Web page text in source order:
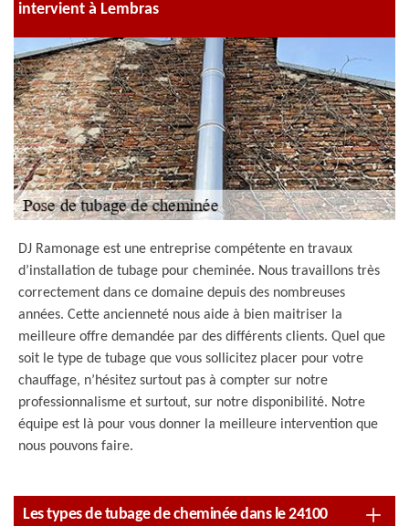
intervient à Lembras
DJ Ramonage est une entreprise compétente en travaux
d’installation de tubage pour cheminée. Nous travaillons très
correctement dans ce domaine depuis des nombreuses
années. Cette ancienneté nous aide à bien maitriser la
meilleure offre demandée par des différents clients. Quel que
soit le type de tubage que vous sollicitez placer pour votre
chauffage, n’hésitez surtout pas à compter sur notre
professionnalisme et surtout, sur notre disponibilité. Notre
équipe est là pour vous donner la meilleure intervention que
nous pouvons faire.
Les types de tubage de cheminée dans le 24100